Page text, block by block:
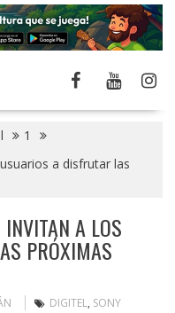
1
a disfrutar las
INVITAN A LOS
PRÓXIMAS
DIGITEL, SONY